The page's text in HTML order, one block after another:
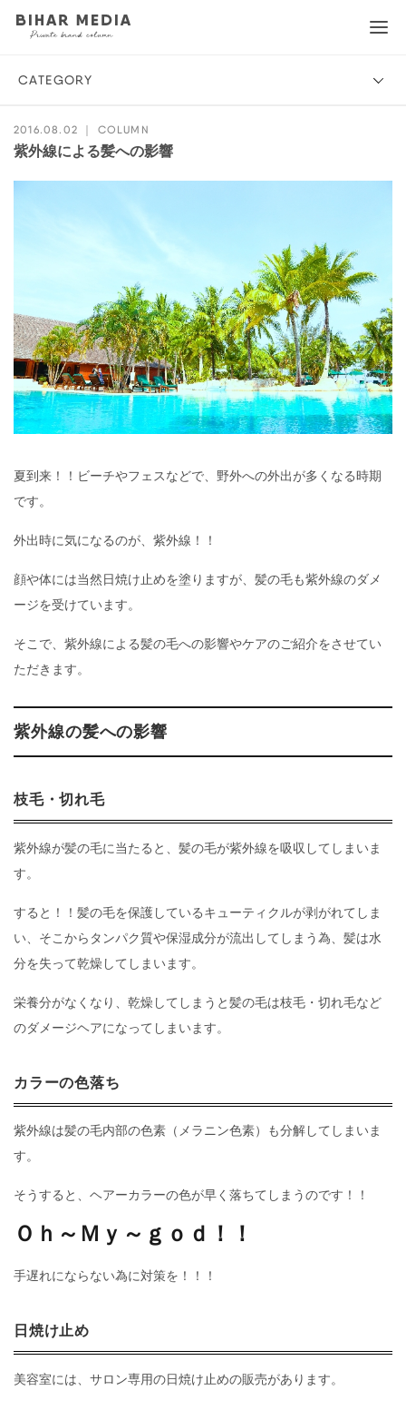
CATEGORY
2016.08.02 ｜ COLUMN
紫外線による髪への影響
夏到来！！ビーチやフェスなどで、野外への外出が多くなる時期
です。
外出時に気になるのが、紫外線！！
顔や体には当然日焼け止めを塗りますが、髪の毛も紫外線のダメ
ージを受けています。
そこで、紫外線による髪の毛への影響やケアのご紹介をさせてい
ただきます。
紫外線の髪への影響
枝毛・切れ毛
紫外線が髪の毛に当たると、髪の毛が紫外線を吸収してしまいま
す。
すると！！髪の毛を保護しているキューティクルが剥がれてしま
い、そこからタンパク質や保湿成分が流出してしまう為、髪は水
分を失って乾燥してしまいます。
栄養分がなくなり、乾燥してしまうと髪の毛は枝毛・切れ毛など
のダメージヘアになってしまいます。
カラーの色落ち
紫外線は髪の毛内部の色素（メラニン色素）も分解してしまいま
す。
そうすると、ヘアーカラーの色が早く落ちてしまうのです！！
Ｏｈ～Ｍｙ～ｇｏｄ！！
手遅れにならない為に対策を！！！
日焼け止め
美容室には、サロン専用の日焼け止めの販売があります。